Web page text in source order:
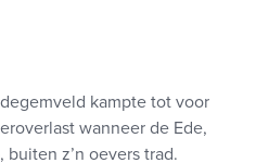
kampte tot voor
wanneer de Ede,
z’n oevers trad.